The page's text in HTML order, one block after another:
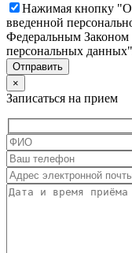
Нажимая кнопку
введенной
Федеральным
персональных
×
Записаться на прием